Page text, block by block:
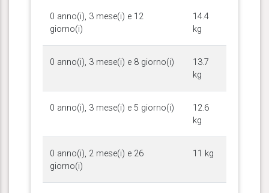
0 anno(i), 3 mese(i) e 12
giorno(i)
14.4
kg
0 anno(i), 3 mese(i) e 8 giorno(i)
13.7
kg
0 anno(i), 3 mese(i) e 5 giorno(i)
12.6
kg
0 anno(i), 2 mese(i) e 26
giorno(i)
11 kg